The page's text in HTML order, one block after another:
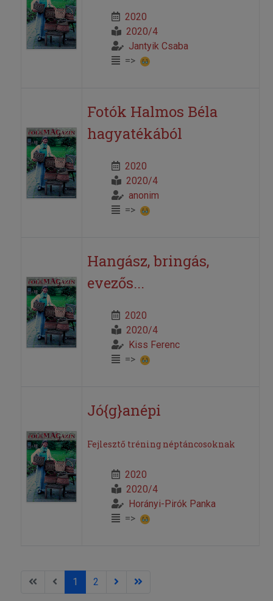
2020
2020/4
Jantyik Csaba
=>
Fotók Halmos Béla
hagyatékából
2020
2020/4
anonim
=>
Hangász, bringás,
evezős...
2020
2020/4
Kiss Ferenc
=>
Jó{g}anépi
Fejlesztő tréning néptáncosoknak
2020
2020/4
Horányi-Pirók Panka
=>
1 2